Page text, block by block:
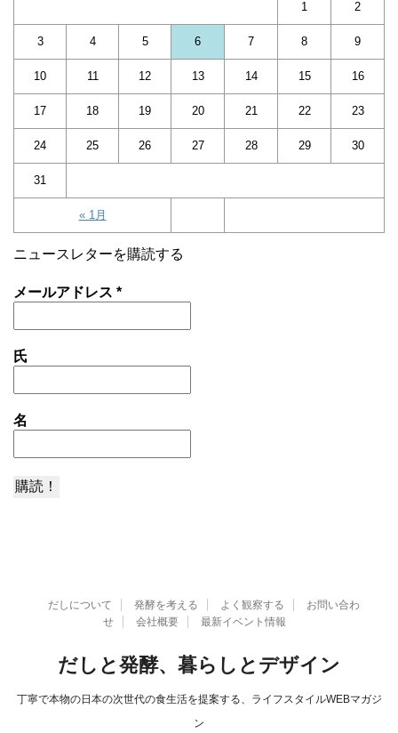
« 1月
1 2
3 4 5 6 7 8 9
10 11 12 13 14 15 16
17 18 19 20 21 22 23
24 25 26 27 28 29 30
31
ニュースレターを購読する
メールアドレス *
氏
名
だしについて 発酵を考える よく観察する
お問い合わ
せ
会社概要 最新イベント情報
だしと発酵、暮らしとデザイン
丁寧で本物の日本の次世代の食生活を提案する、ライフスタイルWEBマガジ
ン